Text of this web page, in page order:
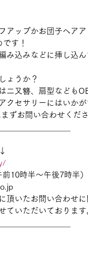
アップかお団子ヘア
す！
み込みなどに挿し込
ょうか？
二又簪、扇型なども
クセサリーにはいかが
ずお問い合わせくださ
10時半～午後7時半）
いたお問い合わせに
ていただいております